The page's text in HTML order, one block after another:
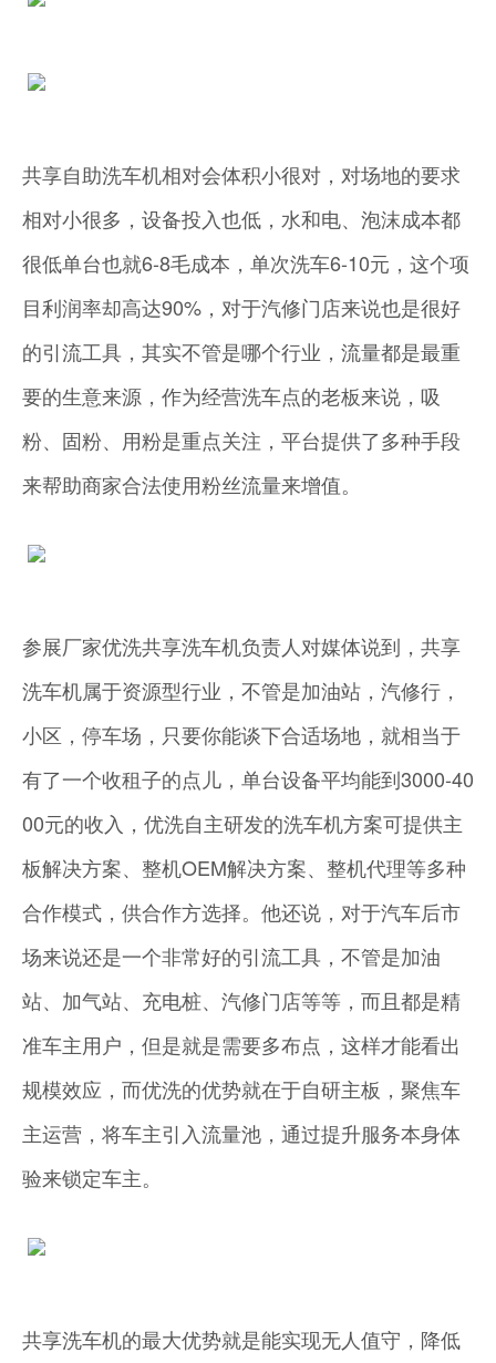
共享自助洗车机相对会体积小很对，对场地的要求
相对小很多，设备投入也低，水和电、泡沫成本都
很低单台也就6-8毛成本，单次洗车6-10元，这个项
目利润率却高达90%，对于汽修门店来说也是很好
的引流工具，其实不管是哪个行业，流量都是最重
要的生意来源，作为经营洗车点的老板来说，吸
粉、固粉、用粉是重点关注，平台提供了多种手段
来帮助商家合法使用粉丝流量来增值。
参展厂家优洗共享洗车机负责人对媒体说到，共享
洗车机属于资源型行业，不管是加油站，汽修行，
小区，停车场，只要你能谈下合适场地，就相当于
有了一个收租子的点儿，单台设备平均能到3000-40
00元的收入，优洗自主研发的洗车机方案可提供主
板解决方案、整机OEM解决方案、整机代理等多种
合作模式，供合作方选择。他还说，对于汽车后市
场来说还是一个非常好的引流工具，不管是加油
站、加气站、充电桩、汽修门店等等，而且都是精
准车主用户，但是就是需要多布点，这样才能看出
规模效应，而优洗的优势就在于自研主板，聚焦车
主运营，将车主引入流量池，通过提升服务本身体
验来锁定车主。
共享洗车机的最大优势就是能实现无人值守，降低